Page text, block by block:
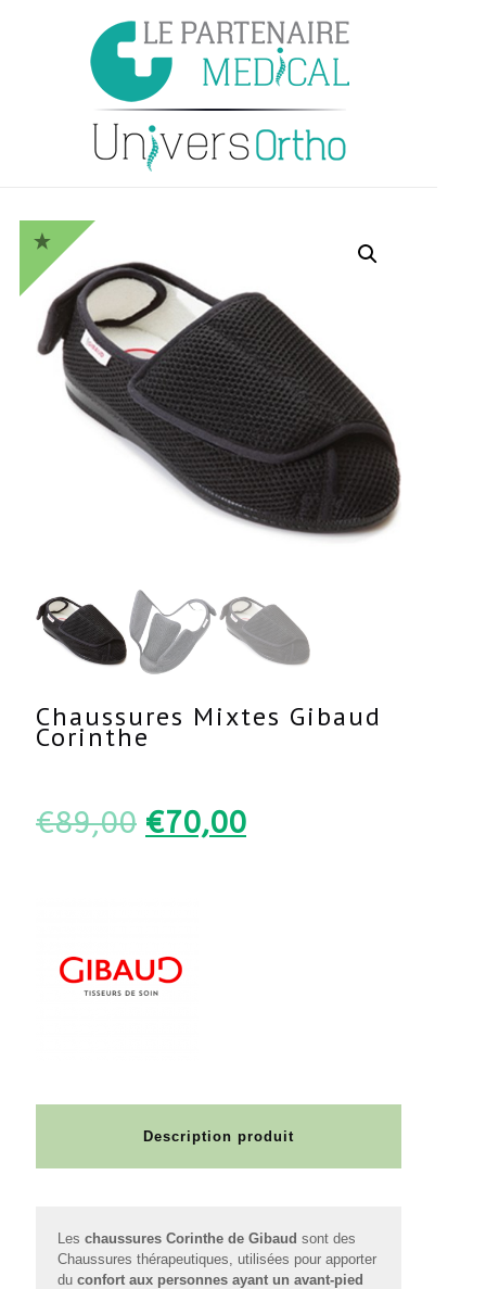
Chaussures Mixtes Gibaud
Corinthe
€89,00 Le
prix
€70,00Le
prix
Description produit
Les chaussures Corinthe de Gibaud sont des
Chaussures thérapeutiques, utilisées pour apporter
du confort aux personnes ayant un avant-pied